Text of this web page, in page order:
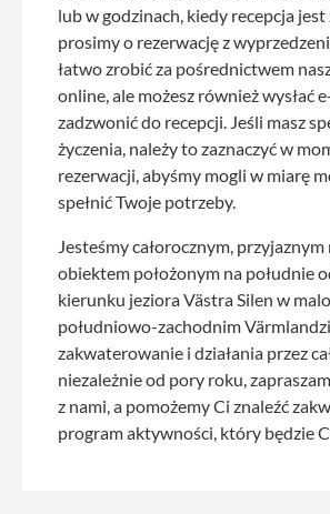
lub w godzinach, kiedy recepcja jest
prosimy o rezerwację z
łatwo zrobić za pośrednictwem
online, ale możesz również wysłać
zadzwonić do recepcji. Jeśli masz
życzenia, należy to zaznaczyć w
rezerwacji, abyśmy mogli w miarę
spełnić Twoje potrzeby.
Jesteśmy całorocznym,
obiektem położonym na południe
kierunku jeziora Västra Silen w
południowo-zachodnim
zakwaterowanie i działania przez
niezależnie od pory roku,
z nami, a pomożemy Ci znaleźć
program aktywności, który będzie